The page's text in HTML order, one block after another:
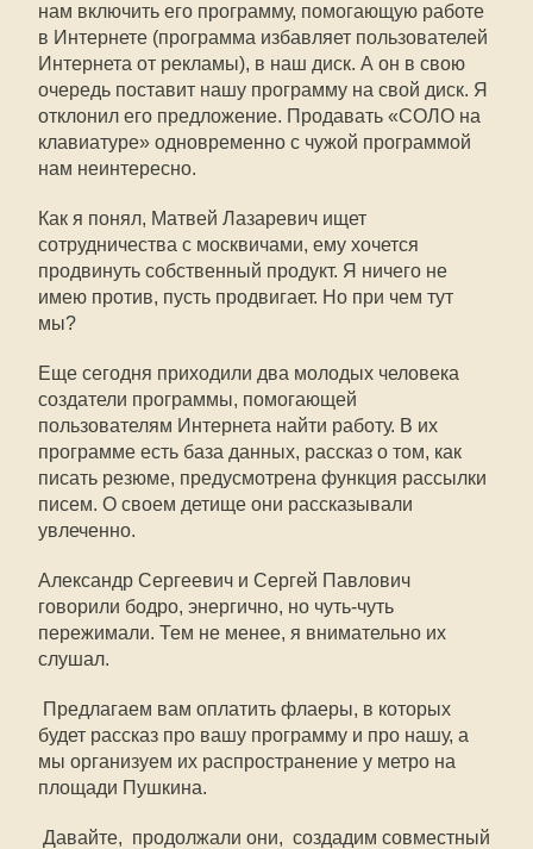
нам включить его программу, помогающую работе
в Интернете (программа избавляет пользователей
Интернета от рекламы), в наш диск. А он в свою
очередь поставит нашу программу на свой диск. Я
отклонил его предложение. Продавать «СОЛО на
клавиатуре» одновременно с чужой программой
нам неинтересно.
Как я понял, Матвей Лазаревич ищет
сотрудничества с москвичами, ему хочется
продвинуть собственный продукт. Я ничего не
имею против, пусть продвигает. Но при чем тут
мы?
Еще сегодня приходили два молодых человека 
создатели программы, помогающей
пользователям Интернета найти работу. В их
программе есть база данных, рассказ о том, как
писать резюме, предусмотрена функция рассылки
писем. О своем детище они рассказывали
увлеченно.
Александр Сергеевич и Сергей Павлович
говорили бодро, энергично, но чуть-чуть
пережимали. Тем не менее, я внимательно их
слушал.
 Предлагаем вам оплатить флаеры, в которых
будет рассказ про вашу программу и про нашу, а
мы организуем их распространение у метро на
площади Пушкина.
 Давайте,  продолжали они,  создадим совместный